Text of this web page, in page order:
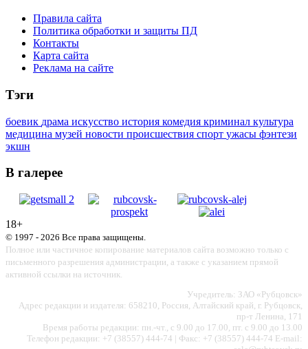
Правила сайта
Политика обработки и защиты ПД
Контакты
Карта сайта
Реклама на сайте
Тэги
боевик драма искусство история комедия криминал культура
медицина музей новости происшествия спорт ужасы фэнтези
экшн
В галерее
18+
© 1997 - 2026 Все права защищены.
Полное или частичное копирование материалов сайта возможно только с
письменного разрешения администрации, а также с указанием прямой
активной ссылки на источник.
Учредитель: ЗАО «Рубцовск»
Адрес редакции и издателя: 658210, Россия, Алтайский край, г. Рубцовск,
пр-т Ленина, 171
Время работы редакции: пн.-чт., с 9.00 до 17.00, пт. с 9.00 до 13.00
Телефон редакции: +7 (38557) 444-74 | Факс: +7 (38557) 444-74 E-mail: